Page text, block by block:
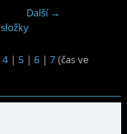
Další →
4 | 5 | 6 | 7 (čas ve